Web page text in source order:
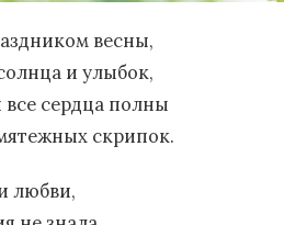
весны,
и улыбок,
сердца полны
скрипок.
любви,